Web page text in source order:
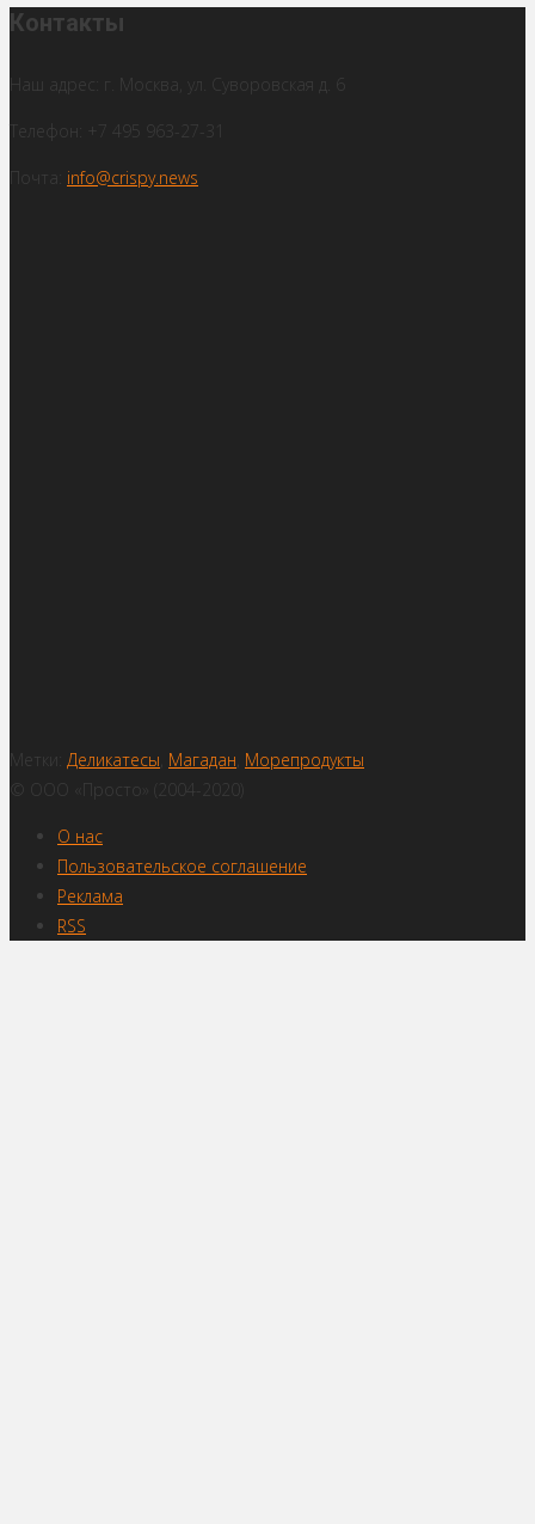
Контакты
Наш адрес: г. Москва, ул. Суворовская д. 6
Телефон: +7 495 963-27-31
Почта: info@crispy.news
Метки: Деликатесы Магадан Морепродукты
© ООО «Просто» (2004-2020)
О нас
Пользовательское соглашение
Реклама
RSS